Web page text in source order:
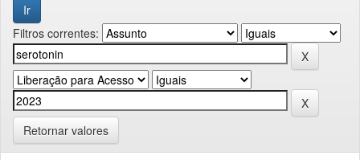
Filtros correntes:
Retornar valores